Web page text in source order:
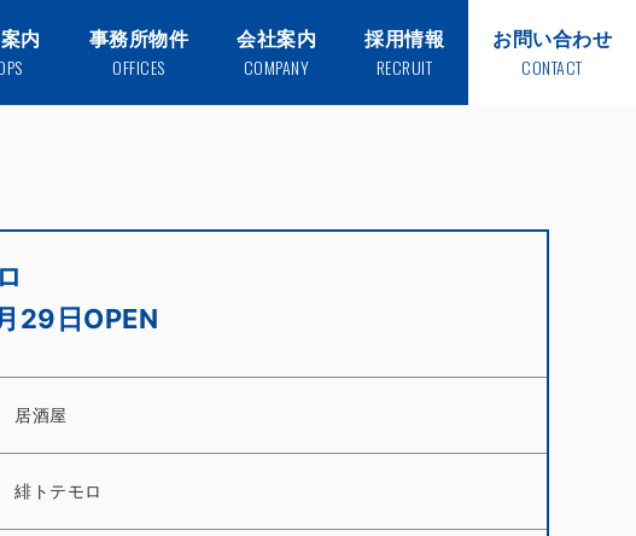
内 事務所物件
OFFICES
会社案内
COMPANY
採用情報
RECRUIT
お問い合わせ
CONTACT
29日OPEN
居酒屋
緋トテモロ